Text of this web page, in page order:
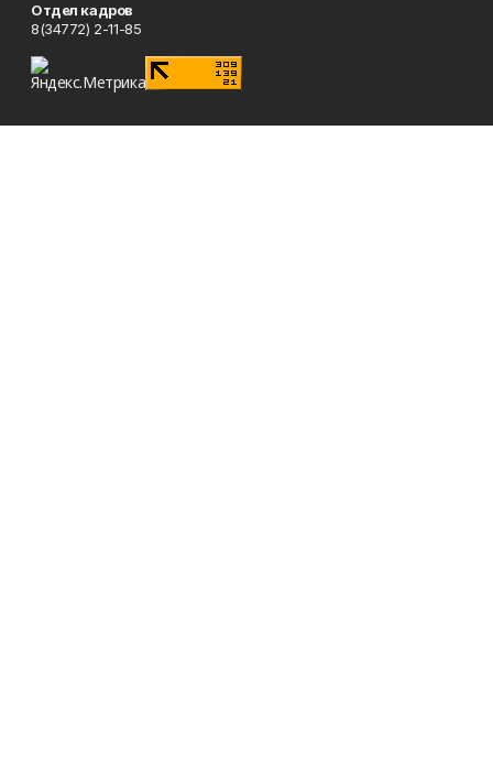
Отдел кадров
8(34772) 2-11-85